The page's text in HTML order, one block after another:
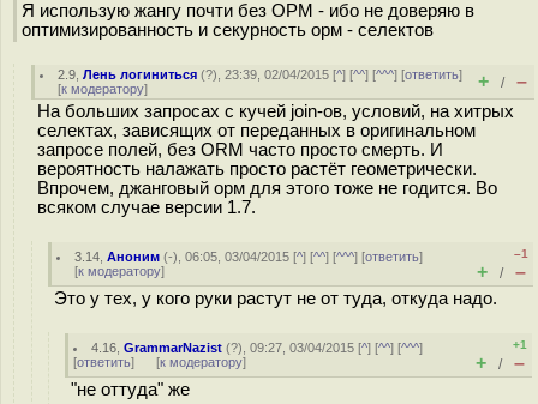
Я использую жангу почти без ОРМ - ибо не доверяю в
оптимизированность и секурность орм - селектов
2.9 ,Лень логиниться (?), 23:39, 02/04/2015 [^] [^^] [^^^] [ответить]
[к модератору] + / –
На больших запросах с кучей join-ов, условий, на хитрых
селектах, зависящих от переданных в оригинальном
запросе полей, без ORM часто просто смерть. И
вероятность налажать просто растёт геометрически.
Впрочем, джанговый орм для этого тоже не годится. Во
всяком случае версии 1.7.
3.14 ,Аноним (-), 06:05, 03/04/2015 [^] [^^] [^^^] [ответить]
[к модератору]
–1
+ / –
Это у тех, у кого руки растут не от туда, откуда надо.
4.16 ,GrammarNazist (?), 09:27, 03/04/2015 [^] [^^] [^^^]
[ответить] [к модератору]
+1
+ / –
"не оттуда" же